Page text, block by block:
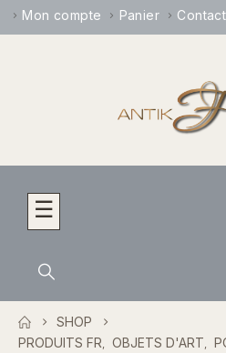
Mon compte Panier Contact
☰
SHOP
PRODUITS FR, OBJETS D'ART,